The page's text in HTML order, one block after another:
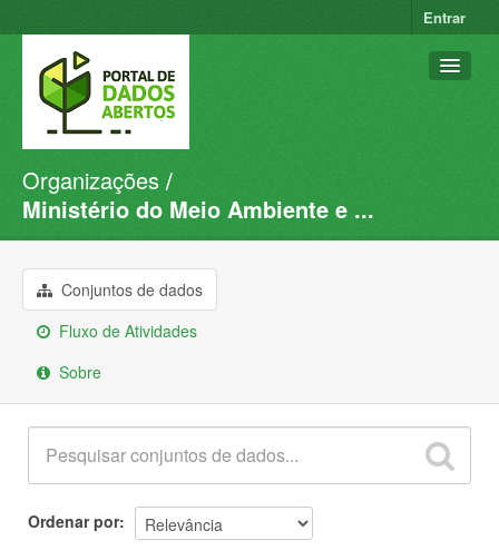
Entrar
Conjuntos de dados
Organizações
Sobre
Organizações
Ministério do Meio Ambiente e ...
Conjuntos de dados
Fluxo de Atividades
Sobre
Ordenar por